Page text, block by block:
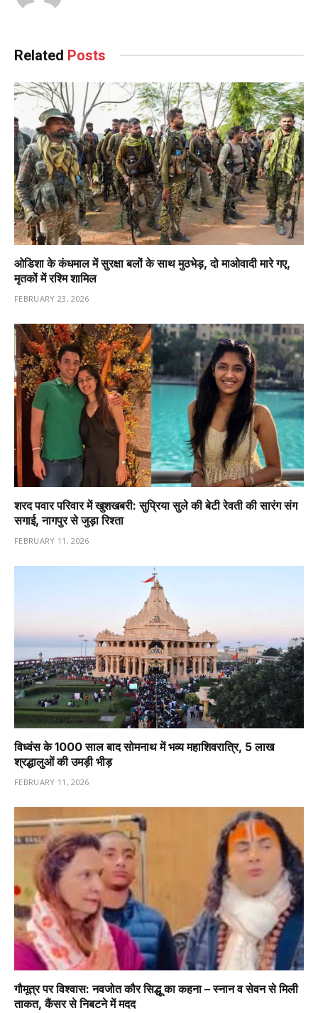
Related Posts
ओडिशा के कंधमाल में सुरक्षा बलों के साथ मुठभेड़, दो माओवादी मारे गए,
मृतकों में रश्मि शामिल
FEBRUARY 23, 2026
शरद पवार परिवार में खुशखबरी: सुप्रिया सुले की बेटी रेवती की सारंग संग
सगाई, नागपुर से जुड़ा रिश्ता
FEBRUARY 11, 2026
विध्वंस के 1000 साल बाद सोमनाथ में भव्य महाशिवरात्रि, 5 लाख
श्रद्धालुओं की उमड़ी भीड़
FEBRUARY 11, 2026
गौमूत्र पर विश्वास: नवजोत कौर सिद्धू का कहना – स्नान व सेवन से मिली
ताकत, कैंसर से निबटने में मदद